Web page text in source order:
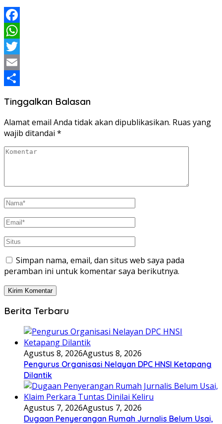
Facebook
WhatsApp
Twitter
Email
Tinggalkan Balasan
Alamat email Anda tidak akan dipublikasikan. Ruas yang
wajib ditandai *
Simpan nama, email, dan situs web saya pada
peramban ini untuk komentar saya berikutnya.
Berita Terbaru
Agustus 8, 2026Agustus 8, 2026
Pengurus Organisasi Nelayan DPC HNSI Ketapang
Dilantik
Agustus 7, 2026Agustus 7, 2026
Dugaan Penyerangan Rumah Jurnalis Belum Usai,